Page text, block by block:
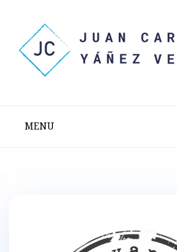
content
MENU